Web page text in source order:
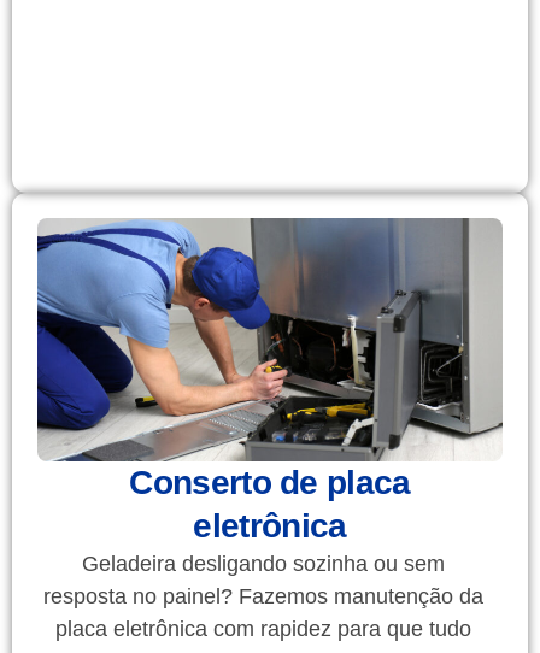
Conserto de placa
eletrônica
Geladeira desligando sozinha ou sem
resposta no painel? Fazemos manutenção da
placa eletrônica com rapidez para que tudo